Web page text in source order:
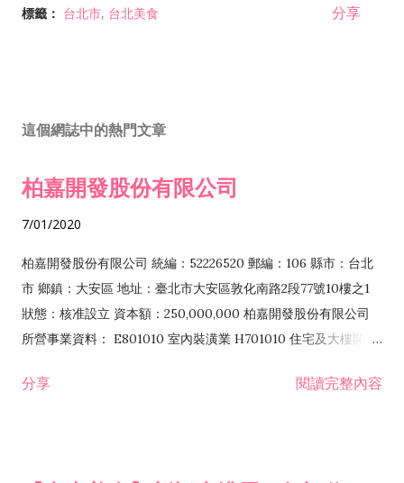
標籤： 台北市 台北美食 分享
這個網誌中的熱門文章
柏嘉開發股份有限公司
7/01/2020
柏嘉開發股份有限公司 統編：52226520 郵編：106 縣市：台北
市 鄉鎮：大安區 地址：臺北市大安區敦化南路2段77號10樓之1
狀態：核准設立 資本額：250,000,000 柏嘉開發股份有限公司
所營事業資料： E801010 室內裝潢業 H701010 住宅及大樓開發
發業 H703090 不動產買賣業 H703100 不動產租賃業 I503010
分享 閱讀完整內容